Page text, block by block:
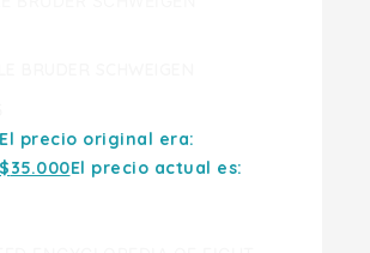
El precio original era:
$35.000El precio actual es: